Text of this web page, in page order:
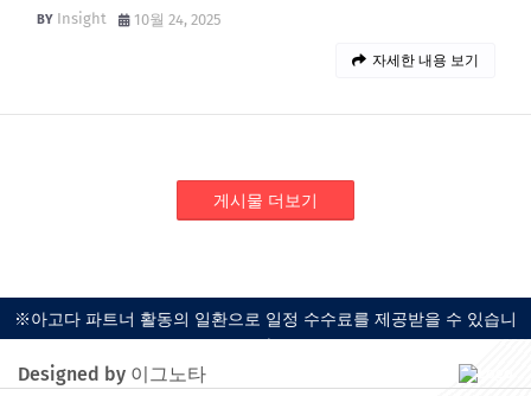
Insight
10월 24, 2025
자세한 내용 보기
게시물 더보기
※아고다 파트너 활동의 일환으로 일정 수수료를 제공받을 수 있습니
다.
Designed by 이그노타